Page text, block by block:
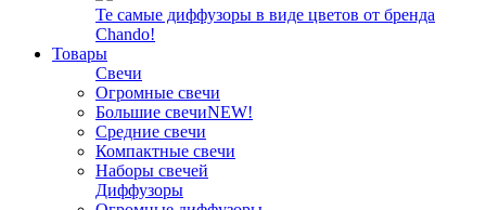
Те самые диффузоры в виде цветов от бренда
Chando!
Товары
Свечи
Огромные свечи
Большие свечиNEW!
Средние свечи
Компактные свечи
Наборы свечей
Диффузоры